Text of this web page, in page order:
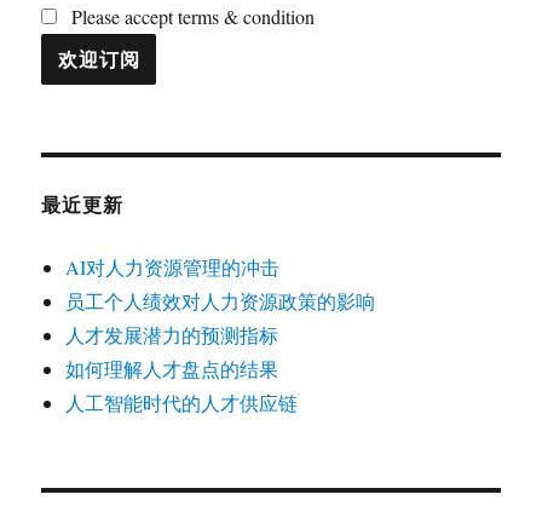
Please accept terms & condition
最近更新
AI对人力资源管理的冲击
员工个人绩效对人力资源政策的影响
人才发展潜力的预测指标
如何理解人才盘点的结果
人工智能时代的人才供应链